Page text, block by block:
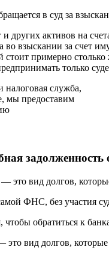
в суд за
и других активов на
взыскании за счет
стоит примерно
только
налоговая служба,
мы предоставим
задолженность
это вид долгов,
ФНС, без участия
чтобы обратиться к
это вид долгов,